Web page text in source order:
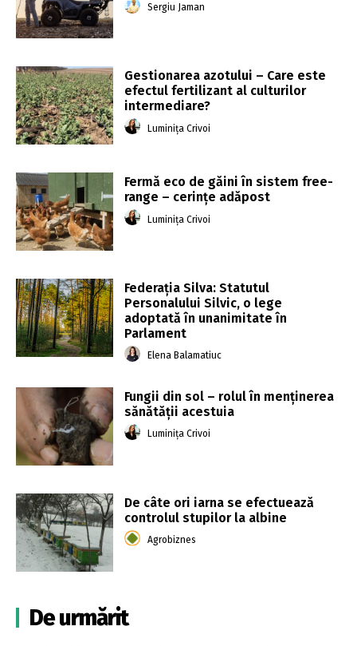
Sergiu Jaman
Gestionarea azotului – Care este
efectul fertilizant al culturilor
intermediare?
Luminița Crivoi
Fermă eco de găini în sistem free-
range – cerințe adăpost
Luminița Crivoi
Federaţia Silva: Statutul
Personalului Silvic, o lege
adoptată în unanimitate în
Parlament
Elena Balamatiuc
Fungii din sol – rolul în menținerea
sănătății acestuia
Luminița Crivoi
De câte ori iarna se efectuează
controlul stupilor la albine
Agrobiznes
De urmărit